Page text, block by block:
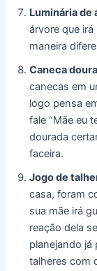
Luminária de
árvore que
maneira
Caneca
canecas em
logo pensa
fale “Mãe eu
dourada
faceira.
Jogo de
casa, foram
sua mãe irá
reação dela
planejando já
talheres com